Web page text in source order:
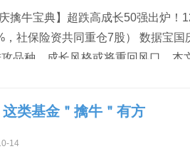
擒牛宝典】超跌高成长50强出炉！
，社保险资共同重仓7股） 数据宝国
品种，成长风格或将重回风口。本
指数9天时间里，从2700点下方涨
指5天时间里，从1530多点上涨至
类基金＂擒牛＂有方
14